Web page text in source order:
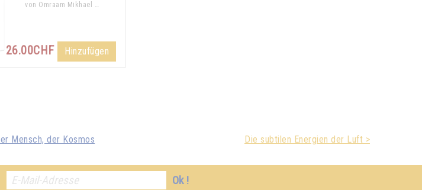
von Omraam Mikhael …
26.00CHF Hinzufügen
Mensch, der Kosmos Die subtilen Energien der Luft >
Ok !